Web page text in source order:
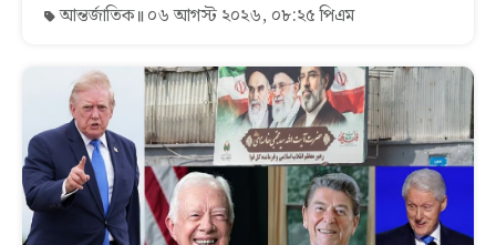
আন্তর্জাতিক ০৬ আগস্ট ২০২৬, ০৮:২৫ পিএম